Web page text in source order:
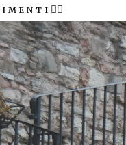
E LOGO
STRADALE
2030
ON THE